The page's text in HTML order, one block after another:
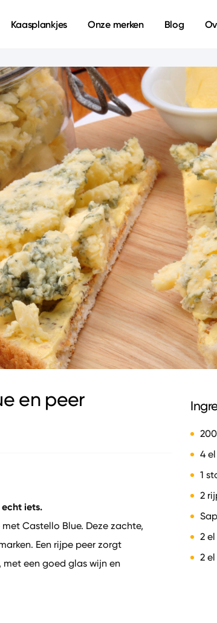
Kaasplankjes Onze merken Blog
en peer
4
1
2
2
2
iets.
Castello Blue. Deze zachte,
Een rijpe peer zorgt
met een goed glas wijn en